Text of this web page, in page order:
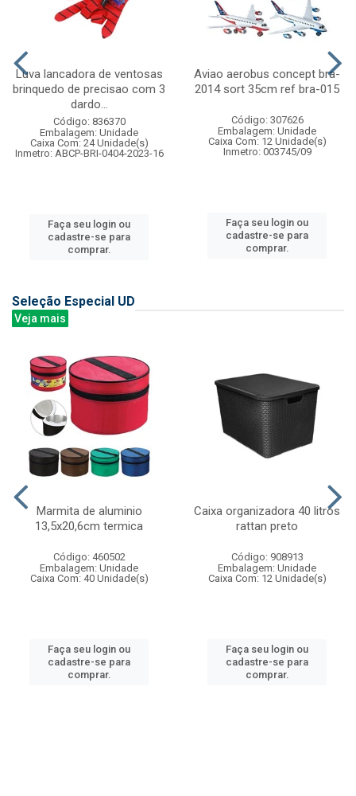
Luva lancadora de ventosas
brinquedo de precisao com 3
dardo...
Código: 836370
Embalagem: Unidade
Caixa Com: 24 Unidade(s)
Inmetro: ABCP-BRI-0404-2023-16
Faça seu login ou
cadastre-se para
comprar.
Aviao aerobus concept bra-
2014 sort 35cm ref bra-015
Código: 307626
Embalagem: Unidade
Caixa Com: 12 Unidade(s)
Inmetro: 003745/09
Faça seu login ou
cadastre-se para
comprar.
Seleção Especial UD
Veja mais
Marmita de aluminio
13,5x20,6cm termica
Código: 460502
Embalagem: Unidade
Caixa Com: 40 Unidade(s)
Faça seu login ou
cadastre-se para
comprar.
Caixa organizadora 40 litros
rattan preto
Código: 908913
Embalagem: Unidade
Caixa Com: 12 Unidade(s)
Faça seu login ou
cadastre-se para
comprar.